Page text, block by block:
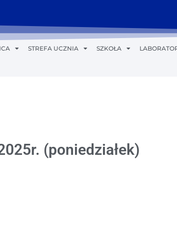
STREFA UCZNIA SZKOŁA
(poniedziałek)